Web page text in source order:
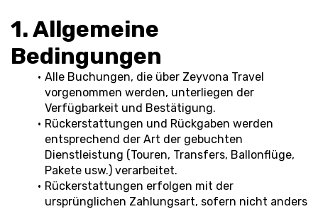
1. Allgemeine
Bedingungen
Alle Buchungen, die über Zeyvona Travel
vorgenommen werden, unterliegen der
Verfügbarkeit und Bestätigung.
Rückerstattungen und Rückgaben werden
entsprechend der Art der gebuchten
Dienstleistung (Touren, Transfers, Ballonflüge,
Pakete usw.) verarbeitet.
Rückerstattungen erfolgen mit der
ursprünglichen Zahlungsart, sofern nicht anders